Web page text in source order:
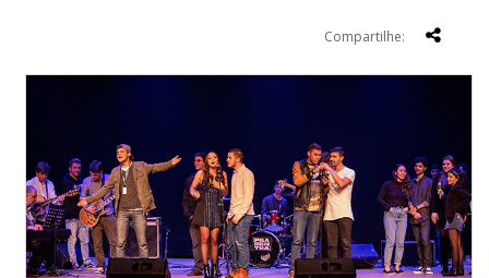
Compartilhe: